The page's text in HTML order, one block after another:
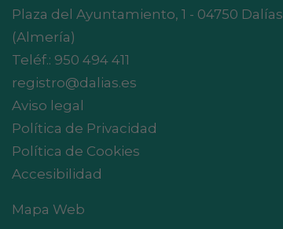
Plaza del Ayuntamiento, 1 - 04750 Dalías
(Almería)
Teléf.: 950 494 411
registro@dalias.es
Aviso legal
Política de Privacidad
Política de Cookies
Accesibilidad
Mapa Web